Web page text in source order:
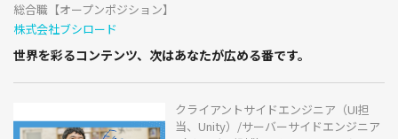
総合職【オープンポジション】
株式会社ブシロード
世界を彩るコンテンツ、次はあなたが広める番です。
クライアントサイドエンジニア（UI担
当、Unity）/サーバーサイドエンジニア